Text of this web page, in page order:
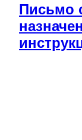
Письмо